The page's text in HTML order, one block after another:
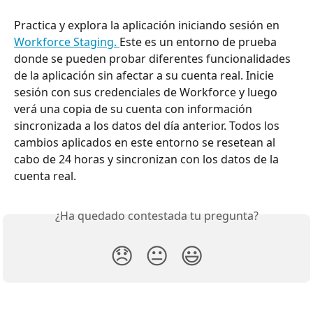
Practica y explora la aplicación iniciando sesión en
Workforce Staging. Este es un entorno de prueba
donde se pueden probar diferentes funcionalidades
de la aplicación sin afectar a su cuenta real. Inicie
sesión con sus credenciales de Workforce y luego
verá una copia de su cuenta con información
sincronizada a los datos del día anterior. Todos los
cambios aplicados en este entorno se resetean al
cabo de 24 horas y sincronizan con los datos de la
cuenta real.
¿Ha quedado contestada tu pregunta?
😞 😐 😃